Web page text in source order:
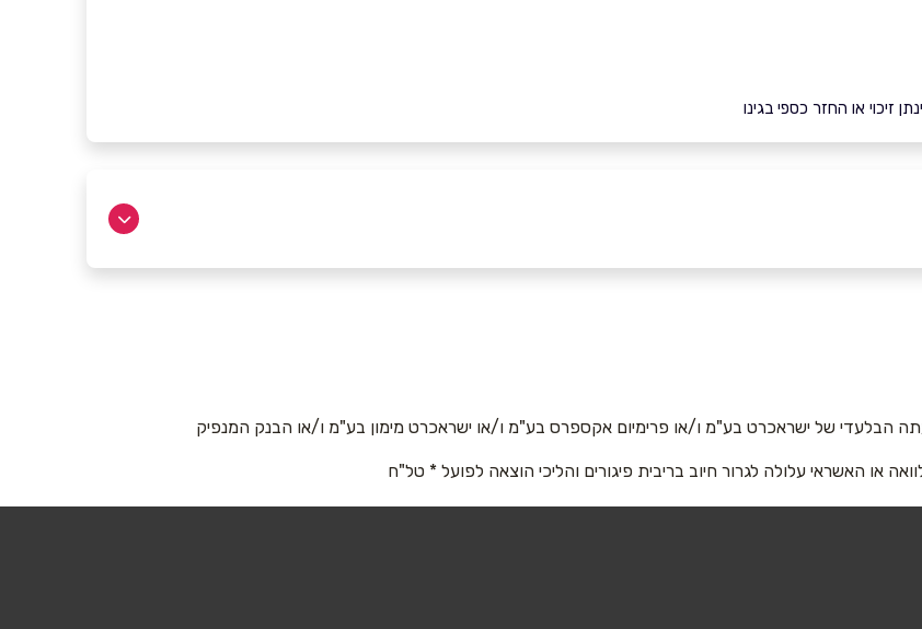
זיכוי או החזר כספי בגינו
הבלעדי של ישראכרט בע"מ ו/או פרימיום אקספרס בע"מ ו/או ישראכרט מימון בע"מ ו/או הבנק המנפיק
או האשראי עלולה לגרור חיוב בריבית פיגורים והליכי הוצאה לפועל * טל"ח